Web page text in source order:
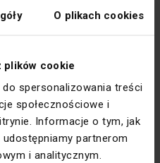
O plikach cookies
plików cookie
spersonalizowania treści
społecznościowe i
Informacje o tym, jak
partnerom
i analitycznym.